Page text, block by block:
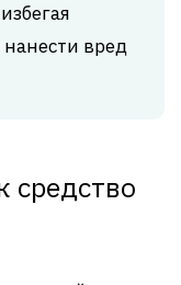
вред
средство